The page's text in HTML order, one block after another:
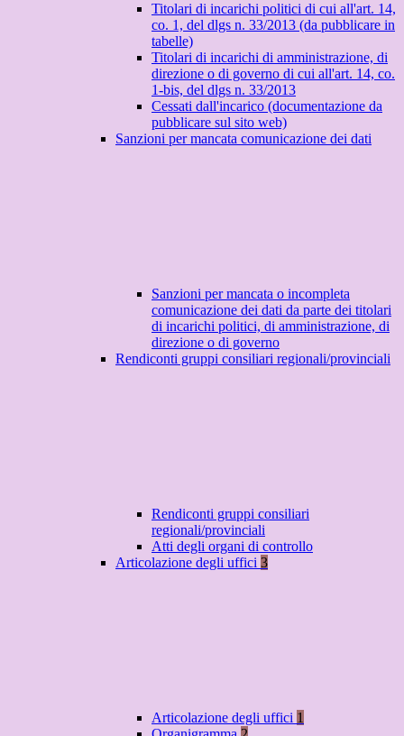
Titolari di incarichi politici di cui all'art. 14,
co. 1, del dlgs n. 33/2013 (da pubblicare in
tabelle)
Titolari di incarichi di amministrazione, di
direzione o di governo di cui all'art. 14, co.
1-bis, del dlgs n. 33/2013
Cessati dall'incarico (documentazione da
pubblicare sul sito web)
Sanzioni per mancata comunicazione dei dati
Sanzioni per mancata o incompleta
comunicazione dei dati da parte dei titolari
di incarichi politici, di amministrazione, di
direzione o di governo
Rendiconti gruppi consiliari regionali/provinciali
Rendiconti gruppi consiliari
regionali/provinciali
Atti degli organi di controllo
Articolazione degli uffici 3
Articolazione degli uffici 1